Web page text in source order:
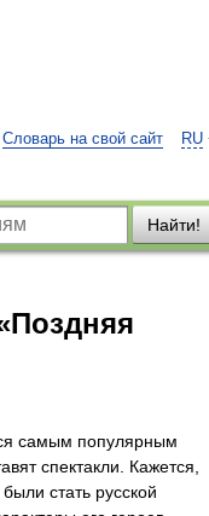
RU
Словарь на свой сайт
Найти!
самым популярным
спектакли. Кажется,
стать русской